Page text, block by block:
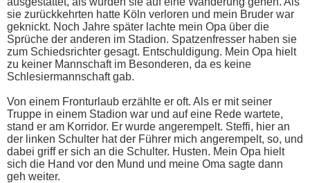
sie zurückkehrten hatte Köln verloren und mein Bruder war
geknickt. Noch Jahre später lachte mein Opa über die
Sprüche der anderen im Stadion. Spatzenfresser haben sie
zum Schiedsrichter gesagt. Entschuldigung. Mein Opa hielt
zu keiner Mannschaft im Besonderen, da es keine
Schlesiermannschaft gab.
Von einem Fronturlaub erzählte er oft. Als er mit seiner
Truppe in einem Stadion war und auf eine Rede wartete,
stand er am Korridor. Er wurde angerempelt. Steffi, hier an
der linken Schulter hat der Führer mich angerempelt, so, und
dabei griff er sich an die Schulter. Husten. Mein Opa hielt
sich die Hand vor den Mund und meine Oma sagte dann
geh weiter.